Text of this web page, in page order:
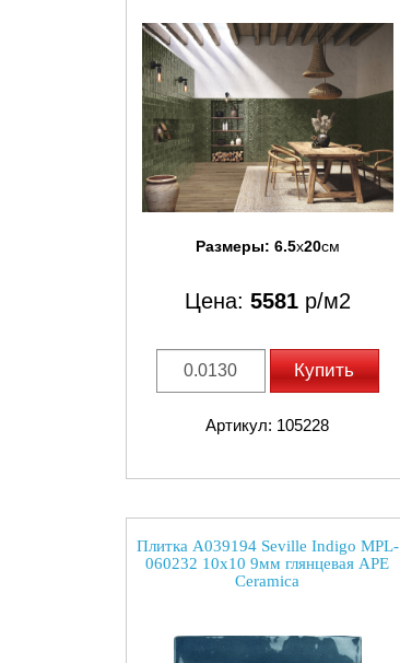
Размеры: 6.5x20см
Цена: 5581р/м2
Купить
Артикул: 105228
Плитка A039194 Seville Indigo MPL-
060232 10x10 9мм глянцевая APE
Ceramica